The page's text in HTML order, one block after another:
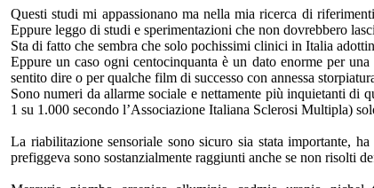
Questi studi mi appassionano ma nella mia ricerca di
Eppure leggo di studi e sperimentazioni che non dovrebbero
Sta di fatto che sembra che solo pochissimi clinici in Italia
Eppure un caso ogni centocinquanta è un dato enorme per
sentito dire o per qualche film di successo con annessa
Sono numeri da allarme sociale e nettamente più inquietanti
1 su 1.000 secondo l’Associazione Italiana Sclerosi Multipla)
La riabilitazione sensoriale sono sicuro sia stata importante,
prefiggeva sono sostanzialmente raggiunti anche se non risolti